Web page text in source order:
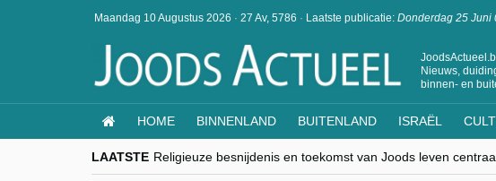
Maandag 10 Augustus 2026 · 27 Av, 5786 · Laatste publicatie: Donderdag 25 Juni
Nieuws,
binnen- en
HOME BINNENLAND BUITENLAND ISRAËL
LAATSTE Religieuze besnijdenis en toekomst van Joods leven
“Besnijdenisdebat toont hoe moeilijk seculiere Westen